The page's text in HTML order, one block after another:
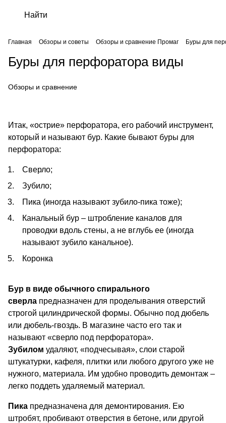
Главная Обзоры и советы Обзоры и сравнение Промаг Буры для
Буры для перфоратора виды
Обзоры и сравнение
Итак, «острие» перфоратора, его рабочий инструмент,
который и называют бур. Какие бывают буры для
перфоратора:
Сверло;
Зубило;
Пика (иногда называют зубило-пика тоже);
Канальный бур – штробление каналов для
проводки вдоль стены, а не вглубь ее (иногда
называют зубило канальное).
Коронка
Бур в виде обычного спирального
сверла предназначен для проделывания отверстий
строгой цилиндрической формы. Обычно под дюбель
или дюбель-гвоздь. В магазине часто его так и
называют «сверло под перфоратора».
Зубилом удаляют, «подчесывая», слои старой
штукатурки, кафеля, плитки или любого другого уже не
нужного, материала. Им удобно проводить демонтаж –
легко поддеть удаляемый материал.
Пика предназначена для демонтирования. Ею
штробят, пробивают отверстия в бетоне, или другой